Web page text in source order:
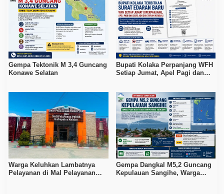
Gempa Tektonik M 3,4 Guncang
Konawe Selatan
Bupati Kolaka Perpanjang WFH
Setiap Jumat, Apel Pagi dan
Warga Keluhkan Lambatnya
Pelayanan di Mal Pelayanan
Gempa Dangkal M5,2 Guncang
Kepulauan Sangihe, Warga